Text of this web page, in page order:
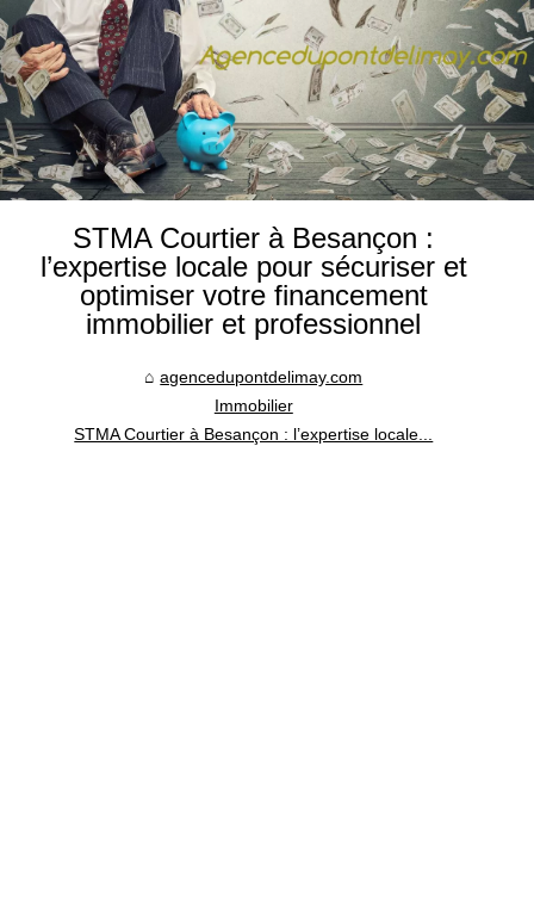
STMA Courtier à Besançon :
l’expertise locale pour sécuriser et
optimiser votre financement
immobilier et professionnel
agencedupontdelimay.com
Immobilier
STMA Courtier à Besançon : l’expertise locale...